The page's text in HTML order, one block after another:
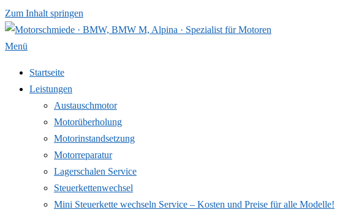
Zum Inhalt springen
Menü
Startseite
Leistungen
Austauschmotor
Motorüberholung
Motorinstandsetzung
Motorreparatur
Lagerschalen Service
Steuerkettenwechsel
Mini Steuer­kette wechseln Service – Kosten und Preise für alle Modelle!